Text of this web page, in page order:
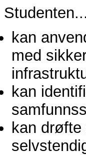
Studenten...
kan
med
kan
kan